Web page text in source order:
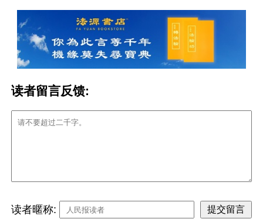
读者留言反馈:
读者暱称: